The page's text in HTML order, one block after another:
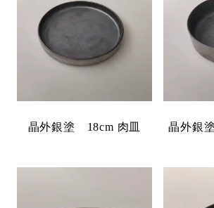
晶外銀塗 18cm 肉皿
晶外銀